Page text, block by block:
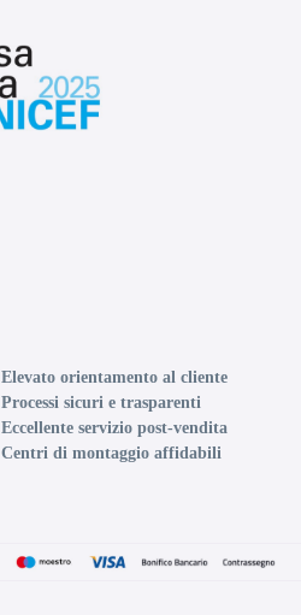
Elevato orientamento al cliente
Processi sicuri e trasparenti
Eccellente servizio post-vendita
Centri di montaggio affidabili